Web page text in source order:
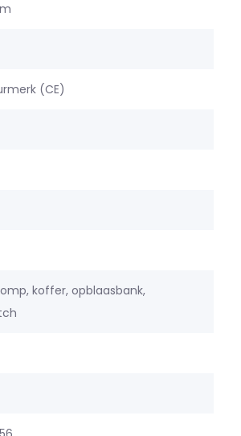
(CE)
koffer, opblaasbank,